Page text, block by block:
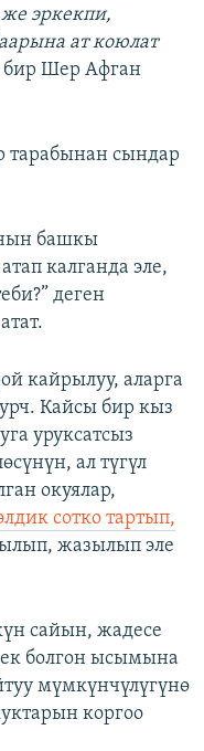
же эркекпи,
ат коюлат
бир Шер Афган
тарабынан сындар
башкы
калганда эле,
деген
кайрылуу, аларга
Кайсы бир кыз
уруксатсыз
ал түгүл
окуялар,
сотко тартып,
жазылып эле
сайын, жадесе
болгон ысымына
мүмкүнчүлүгүнө
коргоо